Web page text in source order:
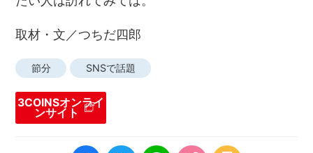
取材・文／つちだ四郎
節分 SNSで話題
3COINSオンライ
ンサイト